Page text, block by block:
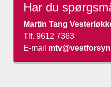
Har du
Martin Tang
Tlf. 9612 7363
E-mail